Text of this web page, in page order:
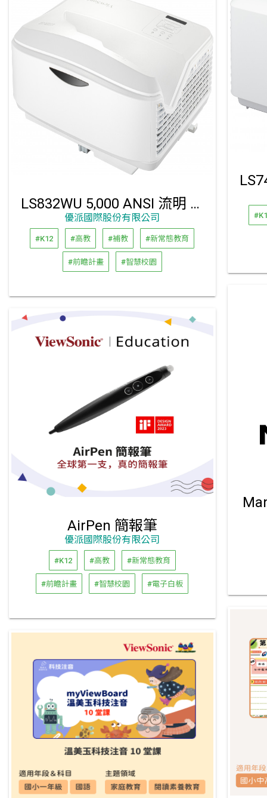
LS832WU 5,000 ANSI 流明 WUXGA 超短焦雷射投影機
優派國際股份有限公司
#K12 #高教 #補教 #新常態教育
#前瞻計畫 #智慧校園
AirPen 簡報筆
優派國際股份有限公司
#K12 #高教 #新常態教育
#前瞻計畫 #智慧校園 #電子白板